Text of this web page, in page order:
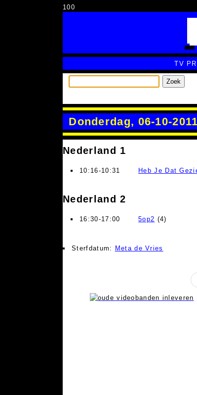
100
TV
Zoek
Donderdag, 06-10-2011
Nederland 1
10:16-10:31 Heb Je Dat
Nederland 2
16:30-17:00 5op2 (4)
Sterfdatum: Meta de Vries